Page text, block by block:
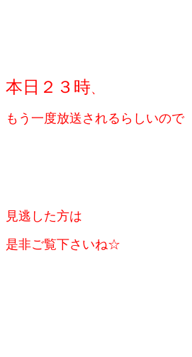
本日２３時、
もう一度放送されるらしいので
見逃した方は
是非ご覧下さいね☆